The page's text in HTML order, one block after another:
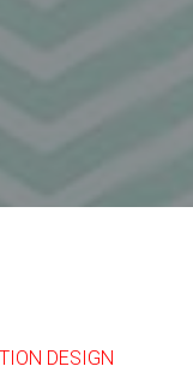
DESIGN